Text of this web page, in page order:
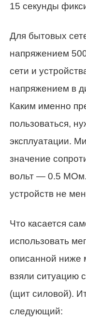
15 секунды
Для бытовых
напряжением
сети и
напряжением в
Каким именно
пользоваться,
эксплуатации.
значение
вольт — 0.5
устройств не
Что касается
использовать
описанной ниже
взяли ситуацию
(щит силовой).
следующий: